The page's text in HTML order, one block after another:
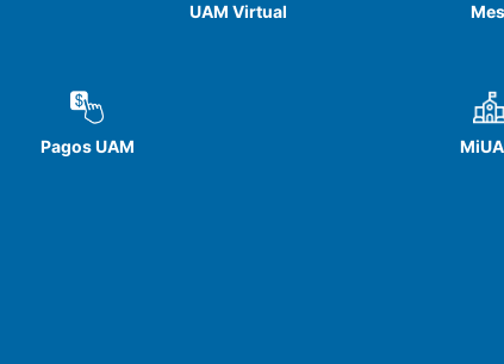
UAM Virtual
Pagos UAM